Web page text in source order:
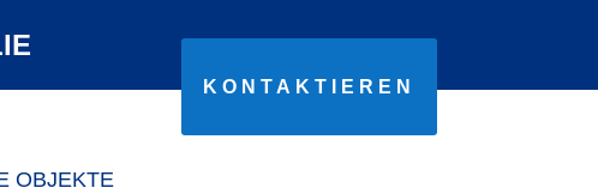
OBJEKTE
KONTAKTIEREN